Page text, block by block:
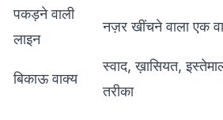
पकड़ने वाली
लाइन
नज़र खींचने वाला एक
बिकाऊ वाक्य
स्वाद, ख़ासियत,
तरीका